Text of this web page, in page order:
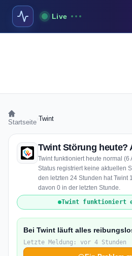
Live
Startseite Twint
Twint Störung heute?
Twint funktioniert heute normal (6
Status registriert keine aktuellen
den letzten 24 Stunden hat Twint
davon 0 in der letzten Stunde.
Twint funktioniert
Bei Twint läuft alles
Letzte Meldung: vor 4 Stunden